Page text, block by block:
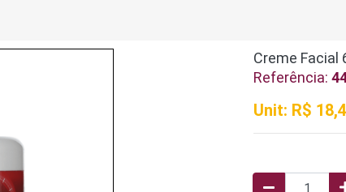
Creme Facial
Referência:
Unit: R$